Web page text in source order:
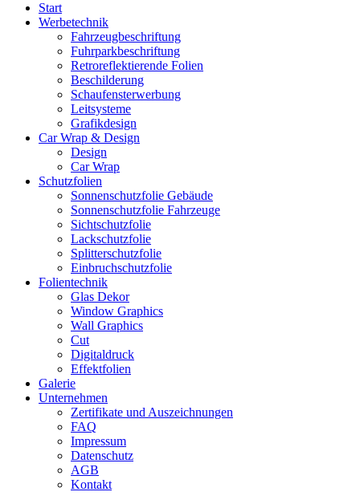
Start
Werbetechnik
Fahrzeugbeschriftung
Fuhrparkbeschriftung
Retroreflektierende Folien
Beschilderung
Schaufensterwerbung
Leitsysteme
Grafikdesign
Car Wrap & Design
Design
Car Wrap
Schutzfolien
Sonnenschutzfolie Gebäude
Sonnenschutzfolie Fahrzeuge
Sichtschutzfolie
Lackschutzfolie
Splitterschutzfolie
Einbruchschutzfolie
Folientechnik
Glas Dekor
Window Graphics
Wall Graphics
Cut
Digitaldruck
Effektfolien
Galerie
Unternehmen
Zertifikate und Auszeichnungen
FAQ
Impressum
Datenschutz
AGB
Kontakt